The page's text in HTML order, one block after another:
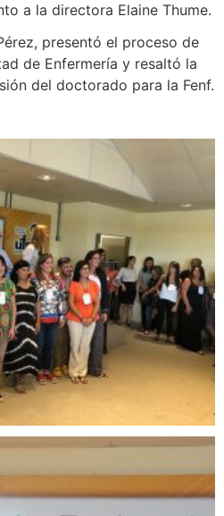
a la directora Elaine Thume.
presentó el proceso de
de Enfermería y resaltó la
del doctorado para la Fenf.